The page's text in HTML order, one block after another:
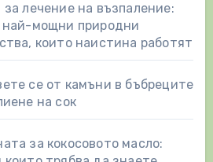
за лечение на възпаление:
най-мощни природни
които наистина работят
се от камъни в бъбреците
на сок
за кокосовото масло: